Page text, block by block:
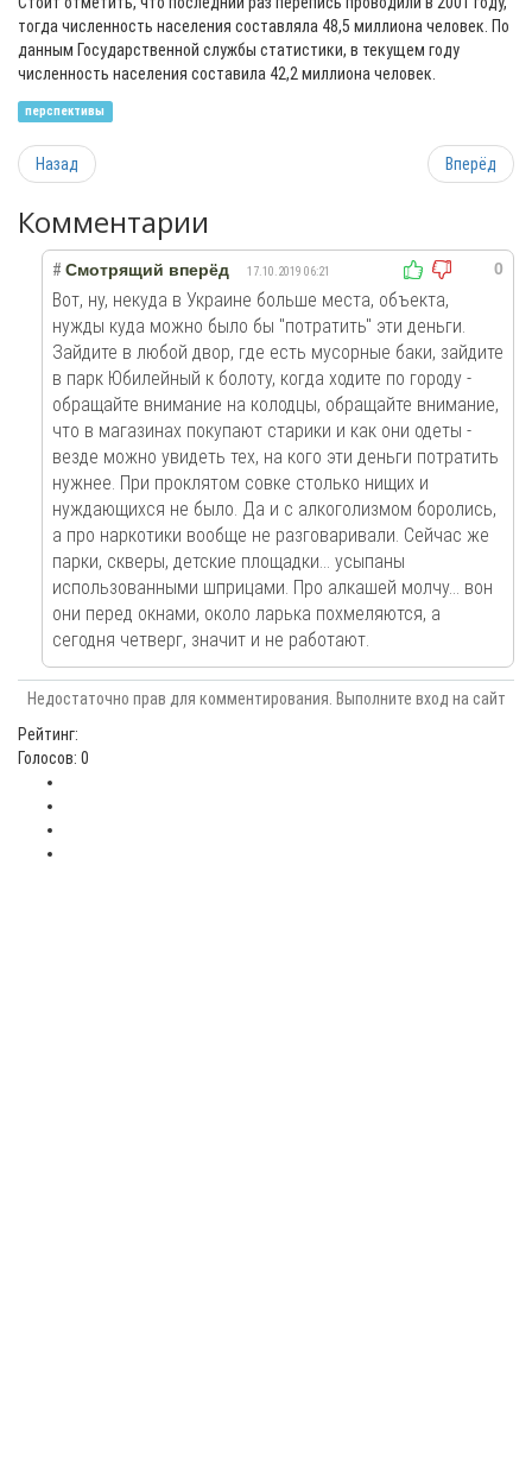
тогда численность населения составляла 48,5 миллиона человек. По
данным Государственной службы статистики, в текущем году
численность населения составила 42,2 миллиона человек.
перспективы
Назад Вперёд
Комментарии
0
# Смотрящий вперёд 17.10.2019 06:21
Вот, ну, некуда в Украине больше места, объекта,
нужды куда можно было бы "потратить" эти деньги.
Зайдите в любой двор, где есть мусорные баки, зайдите
в парк Юбилейный к болоту, когда ходите по городу -
обращайте внимание на колодцы, обращайте внимание,
что в магазинах покупают старики и как они одеты -
везде можно увидеть тех, на кого эти деньги потратить
нужнее. При проклятом совке столько нищих и
нуждающихся не было. Да и с алкоголизмом боролись,
а про наркотики вообще не разговаривали. Сейчас же
парки, скверы, детские площадки... усыпаны
использованными шприцами. Про алкашей молчу... вон
они перед окнами, около ларька похмеляются, а
сегодня четверг, значит и не работают.
Недостаточно прав для комментирования. Выполните вход на сайт
Рейтинг:
Голосов: 0